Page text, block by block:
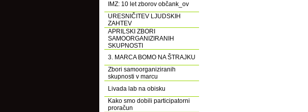
IMZ: 10 let zborov občank_ov
URESNIČITEV LJUDSKIH
ZAHTEV
APRILSKI ZBORI
SAMOORGANIZIRANIH
SKUPNOSTI
3. MARCA BOMO NA ŠTRAJKU
Zbori samoorganiziranih
skupnosti v marcu
Livada lab na obisku
Kako smo dobili participatorni
proračun